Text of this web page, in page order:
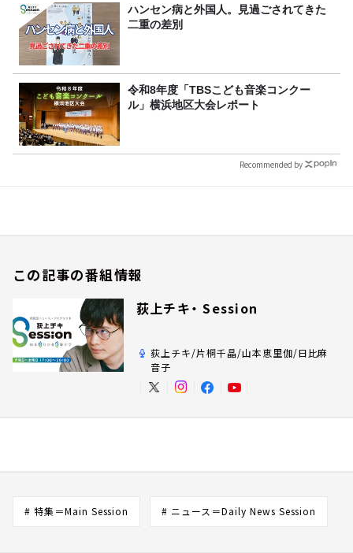
ハンセン病と外国人。見過ごされてきた
二重の差別
令和8年度「TBSこども音楽コンクー
ル」横浜地区大会レポート
Recommended by
この記事の番組情報
荻上チキ・ Session
荻上チキ/片桐千晶/山本恵里伽/日比麻
音子
# 特集＝Main Session # ニュース＝Daily News Session